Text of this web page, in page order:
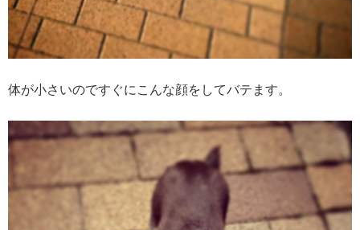
体が小さいのですぐにこんな顔をしてバテます。